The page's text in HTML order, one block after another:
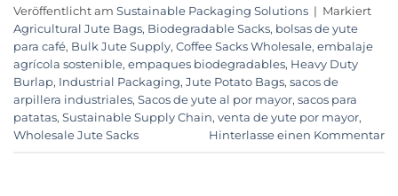
Veröffentlicht am Sustainable Packaging Solutions | Markiert
Agricultural Jute Bags, Biodegradable Sacks, bolsas de yute
para café, Bulk Jute Supply, Coffee Sacks Wholesale, embalaje
agrícola sostenible, empaques biodegradables, Heavy Duty
Burlap, Industrial Packaging, Jute Potato Bags, sacos de
arpillera industriales, Sacos de yute al por mayor, sacos para
patatas, Sustainable Supply Chain, venta de yute por mayor,
Wholesale Jute Sacks
Hinterlasse einen Kommentar